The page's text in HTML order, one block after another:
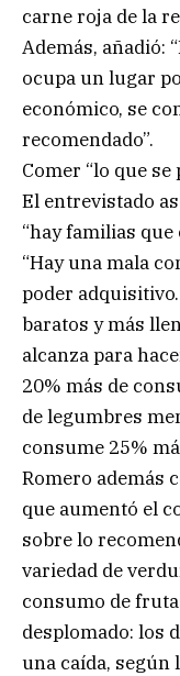
carne roja de la
Además, añadió:
ocupa un lugar
económico, se
recomendado”.
Comer “lo que se
El entrevistado
“hay familias que
“Hay una mala
poder
baratos y más
alcanza para
20% más de
de legumbres
consume 25%
Romero además
que aumentó el
sobre lo
variedad de
consumo de
desplomado: los
una caída, según